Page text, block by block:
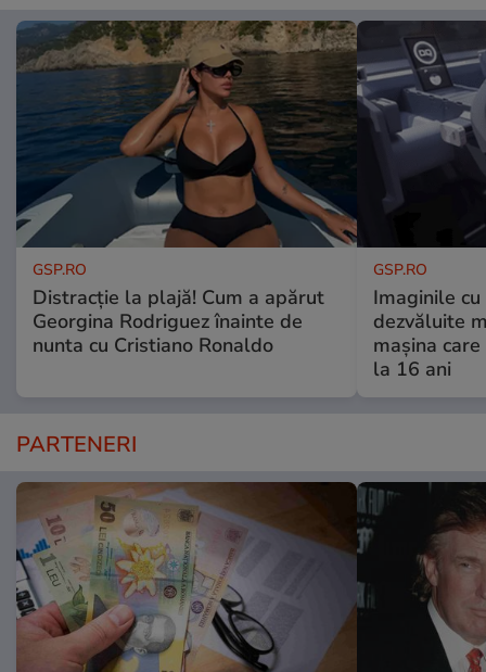
GSP.RO
Distracție la plajă! Cum a apărut
Georgina Rodriguez înainte de
nunta cu Cristiano Ronaldo
GSP.RO
Imaginile
dezvăluite
mașina
la 16 ani
PARTENERI